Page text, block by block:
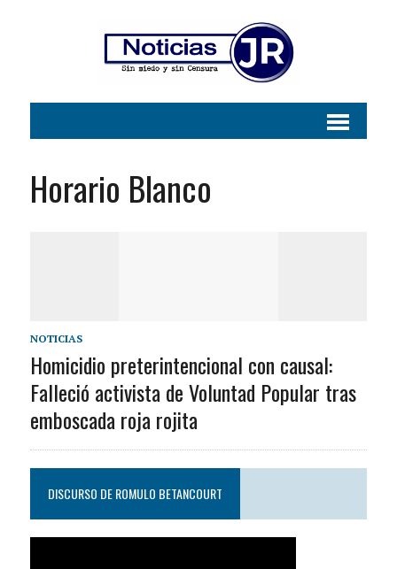
Horario Blanco
NOTICIAS
Homicidio preterintencional con causal:
Falleció activista de Voluntad Popular tras
emboscada roja rojita
DISCURSO DE ROMULO BETANCOURT